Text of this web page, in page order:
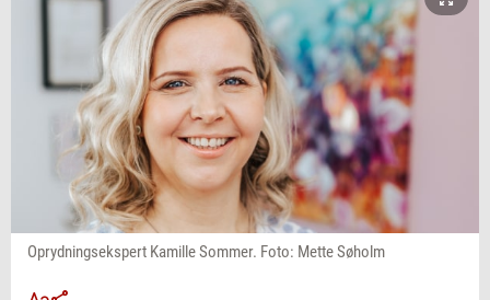
Oprydningsekspert Kamille Sommer. Foto: Mette Søholm